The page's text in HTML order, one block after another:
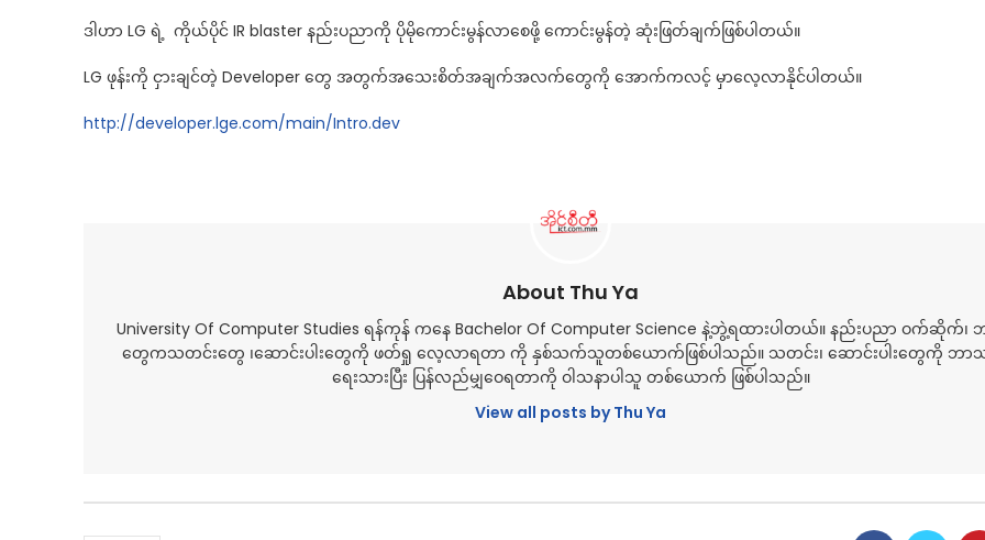
ဒါဟာ LG ရဲ့ ကိုယ်ပိုင် IR blaster နည်းပညာကို ပိုမိုကောင်းမွန်လာစေဖို့ ကောင်းမွန်တဲ့ ဆုံးဖြတ်ချက်ဖြစ်ပါတယ်။
LG ဖုန်းကို ငှားချင်တဲ့ Developer တွေ အတွက်အသေးစိတ်အချက်အလက်တွေကို အောက်ကလင့် မှာလေ့လာနိုင်ပါတယ်။
http://developer.lge.com/main/Intro.dev
About Thu Ya
University Of Computer Studies ရန်ကုန် ကနေ Bachelor Of Computer Science နဲ့ဘွဲ့ရထားပါတယ်။ နည်းပညာ ဝက်ဆိုက်၊
တွေကသတင်းတွေ ၊ဆောင်းပါးတွေကို ဖတ်ရှု လေ့လာရတာ ကို နှစ်သက်သူတစ်ယောက်ဖြစ်ပါသည်။ သတင်း၊ ဆောင်းပါးတွေကို ဘာသ
ရေးသားပြီး ပြန်လည်မျှဝေရတာကို ဝါသနာပါသူ တစ်ယောက် ဖြစ်ပါသည်။
View all posts by Thu Ya